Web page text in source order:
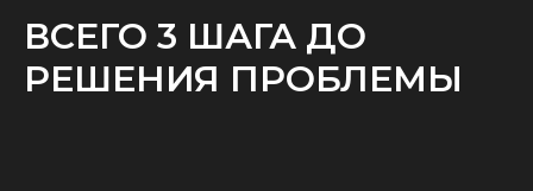
ВСЕГО 3 ШАГА ДО
РЕШЕНИЯ ПРОБЛЕМЫ